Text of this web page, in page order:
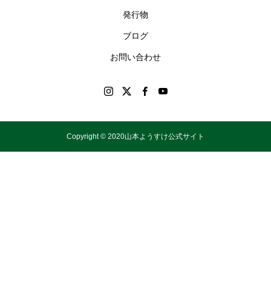
発行物
ブログ
お問い合わせ
Copyright © 2020山本ようすけ公式サイト